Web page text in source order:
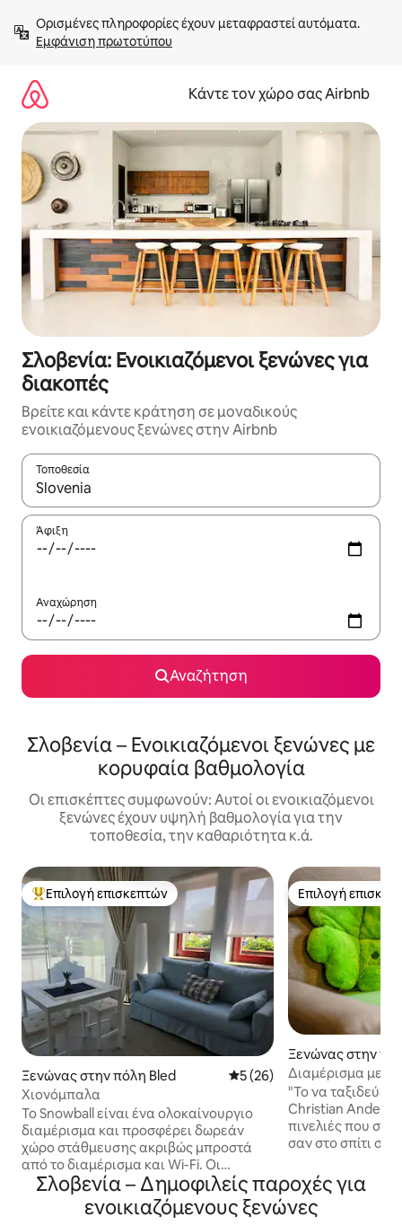
στο
περιεχόμενοΕμφάνιση πρωτοτύπου
Κάντε τον χώρο σας Airbnb
Σλοβενία: Ενοικιαζόμενοι ξενώνες για
διακοπές
Βρείτε και κάντε κράτηση σε μοναδικούς
ενοικιαζόμενους ξενώνες στην Airbnb
Τοποθεσία
Όταν τα αποτελέσματα είναι διαθέσιμα, μπορείτε να
Άφιξη
Αναχώρηση
Αναζήτηση
Σλοβενία – Ενοικιαζόμενοι ξενώνες με
κορυφαία βαθμολογία
Οι επισκέπτες συμφωνούν: Αυτοί οι ενοικιαζόμενοι
ξενώνες έχουν υψηλή βαθμολογία για την
τοποθεσία, την καθαριότητα κ.ά.
Κορυφαία επιλογή επισκεπτών
Επιλογή επισκεπτών
Ξενώνας στην πόλη Bled Μέση βαθμολογία: 5 στα 5,
5 (26)
Χιονόμπαλα
Το Snowball είναι ένα ολοκαίνουργιο
διαμέρισμα και προσφέρει δωρεάν
χώρο στάθμευσης ακριβώς μπροστά
από το διαμέρισμα και Wi-Fi. Οι
επισκέπτες μπορούν να απολαύσουν
μια πλήρως εξοπλισμένη κουζίνα με
καφετιέρα, πλυντήριο πιάτων και
Επιλογή
Επιλογή
Ξενώνας στην
ka Češnjica
Διαμέρισμα με
ποδήλατα |Κοντά
"Το να
Christian Andersen)
πινελιές που
σαν στο σπίτι
διαμέρισμα. Από το μπαλκόνι,
απολαύστε
που κάνει κάθε
Σλοβενία – Δημοφιλείς παροχές για
ενοικιαζόμενους ξενώνες